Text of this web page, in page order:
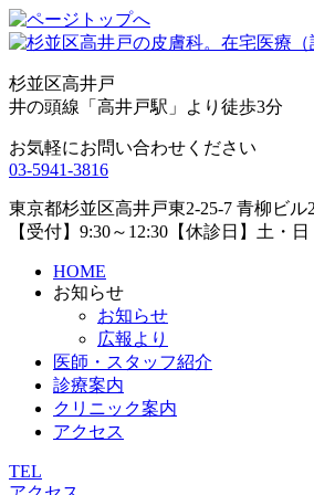
杉並区高井戸
井の頭線「高井戸駅」より徒歩3分
お気軽にお問い合わせください
03-5941-3816
東京都杉並区高井戸東2-25-7 青柳ビル
【受付】9:30～12:30【休診日】土・
HOME
お知らせ
お知らせ
広報より
医師・スタッフ紹介
診療案内
クリニック案内
アクセス
TEL